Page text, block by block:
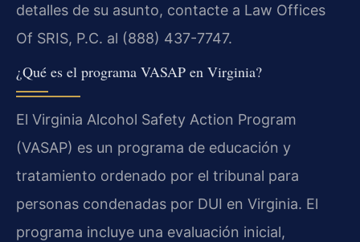
detalles de su asunto, contacte a Law Offices
Of SRIS, P.C. al (888) 437-7747.
¿Qué es el programa VASAP en Virginia?
El Virginia Alcohol Safety Action Program
(VASAP) es un programa de educación y
tratamiento ordenado por el tribunal para
personas condenadas por DUI en Virginia. El
programa incluye una evaluación inicial,